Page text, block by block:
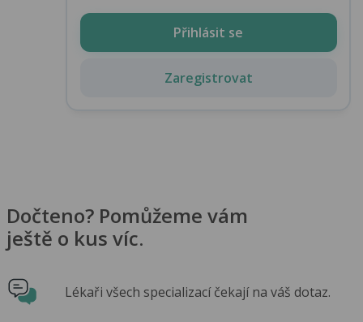
Přihlásit se
Zaregistrovat
Dočteno? Pomůžeme vám
ještě o kus víc.
Lékaři všech specializací čekají na váš dotaz.